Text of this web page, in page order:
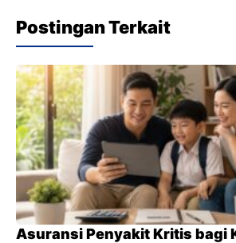
Postingan Terkait
Asuransi Penyakit Kritis bagi